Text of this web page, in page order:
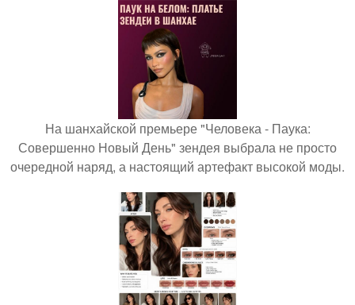
На шанхайской премьере "Человека - Паука:
Совершенно Новый День" зендея выбрала не просто
очередной наряд, а настоящий артефакт высокой моды.